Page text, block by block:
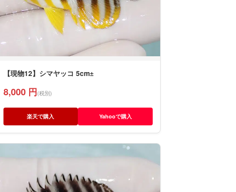
【現物12】シマヤッコ 5cm±
8,000 円(税別)
楽天で購入 Yahooで購入